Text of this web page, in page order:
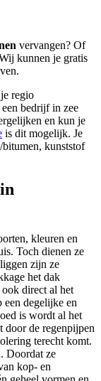
vervangen? Of
kunnen je gratis
regio
bedrijf in zee
en kun je
is dit mogelijk. Je
kunststof
kleuren en
Toch dienen ze
zijn ze
het dak
direct al het
een degelijke en
is wordt al het
door de regenpijpen
terecht komt.
Doordat ze
kop- en